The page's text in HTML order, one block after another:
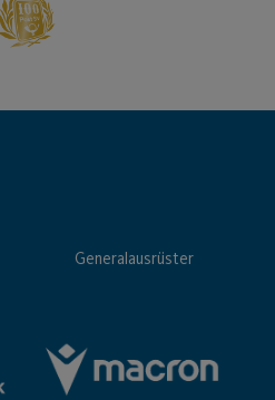
Generalausrüster